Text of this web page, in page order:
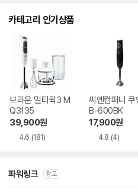
카테고리 인기상품
브라운 멀티퀵3 M
Q3135
39,900원
4.6 (181)
씨엔컴퍼니 쿠
B-600BK
17,900원
4.8 (4)
파워링크 광고